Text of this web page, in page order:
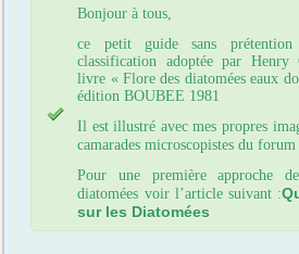
Bonjour à tous,
ce petit guide sans
classification adoptée par Henry
livre « Flore des diatomées eaux
édition BOUBEE 1981
Il est illustré avec mes propres
camarades microscopistes du forum
Pour une première approche
diatomées voir l’article suivant :
sur les Diatomées